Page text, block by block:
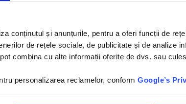
conținutul și anunțurile, pentru a oferi funcții de
de rețele sociale, de publicitate și de analize
combina cu alte informații oferite de dvs. sau
personalizarea reclamelor, conform Google’s